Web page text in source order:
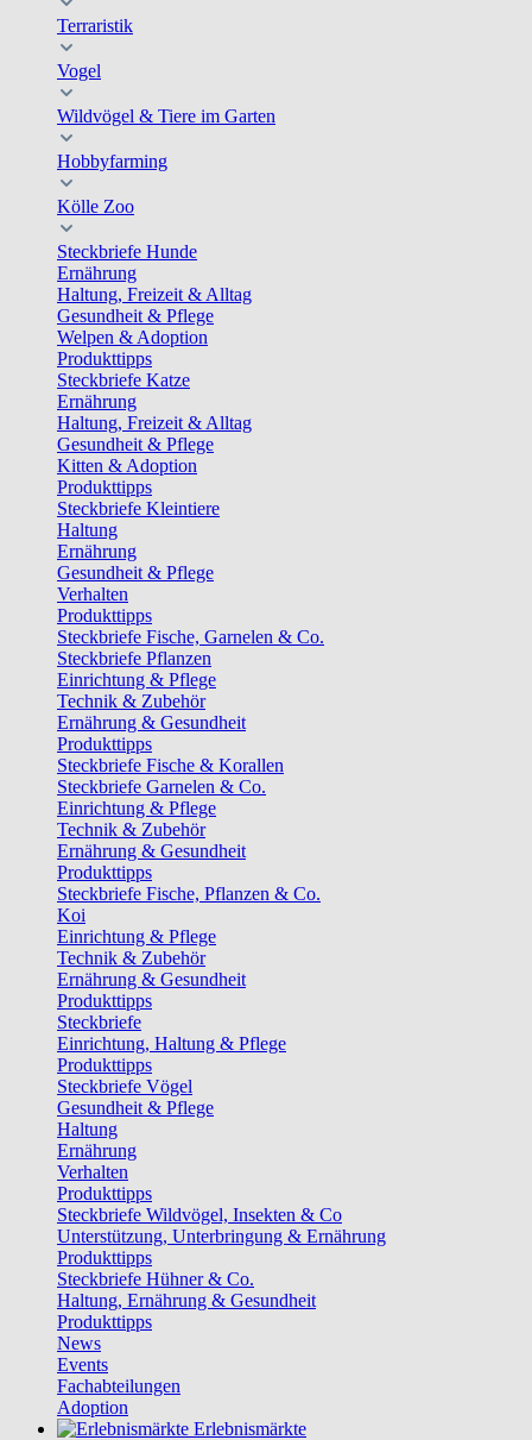
Terraristik
Vogel
Wildvögel & Tiere im Garten
Hobbyfarming
Kölle Zoo
Steckbriefe Hunde
Ernährung
Haltung, Freizeit & Alltag
Gesundheit & Pflege
Welpen & Adoption
Produkttipps
Steckbriefe Katze
Ernährung
Haltung, Freizeit & Alltag
Gesundheit & Pflege
Kitten & Adoption
Produkttipps
Steckbriefe Kleintiere
Haltung
Ernährung
Gesundheit & Pflege
Verhalten
Produkttipps
Steckbriefe Fische, Garnelen & Co.
Steckbriefe Pflanzen
Einrichtung & Pflege
Technik & Zubehör
Ernährung & Gesundheit
Produkttipps
Steckbriefe Fische & Korallen
Steckbriefe Garnelen & Co.
Einrichtung & Pflege
Technik & Zubehör
Ernährung & Gesundheit
Produkttipps
Steckbriefe Fische, Pflanzen & Co.
Koi
Einrichtung & Pflege
Technik & Zubehör
Ernährung & Gesundheit
Produkttipps
Steckbriefe
Einrichtung, Haltung & Pflege
Produkttipps
Steckbriefe Vögel
Gesundheit & Pflege
Haltung
Ernährung
Verhalten
Produkttipps
Steckbriefe Wildvögel, Insekten & Co
Unterstützung, Unterbringung & Ernährung
Produkttipps
Steckbriefe Hühner & Co.
Haltung, Ernährung & Gesundheit
Produkttipps
News
Events
Fachabteilungen
Adoption
Erlebnismärkte